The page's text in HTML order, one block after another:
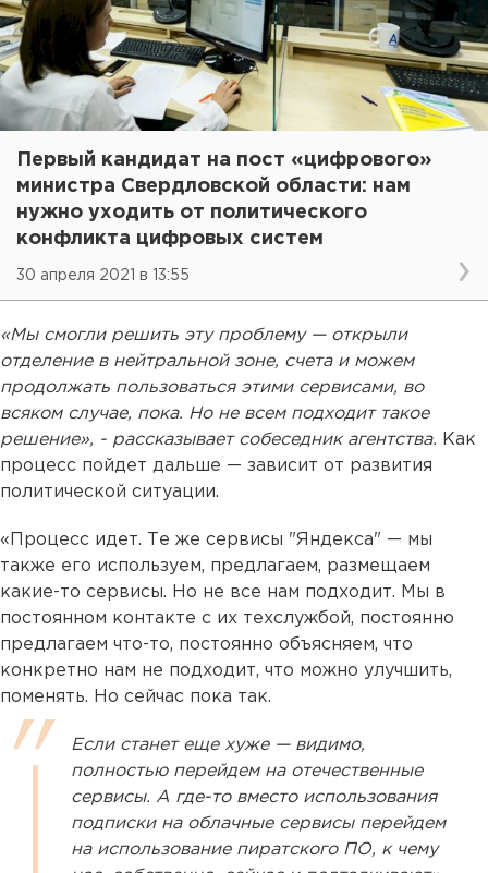
Первый кандидат на пост «цифрового»
министра Свердловской области: нам
нужно уходить от политического
конфликта цифровых систем
30 апреля 2021 в 13:55
«Мы смогли решить эту проблему — открыли
отделение в нейтральной зоне, счета и можем
продолжать пользоваться этими сервисами, во
всяком случае, пока. Но не всем подходит такое
решение», - рассказывает собеседник агентства. Как
процесс пойдет дальше — зависит от развития
политической ситуации.
«Процесс идет. Те же сервисы "Яндекса" — мы
также его используем, предлагаем, размещаем
какие-то сервисы. Но не все нам подходит. Мы в
постоянном контакте с их техслужбой, постоянно
предлагаем что-то, постоянно объясняем, что
конкретно нам не подходит, что можно улучшить,
поменять. Но сейчас пока так.
Если станет еще хуже — видимо,
полностью перейдем на отечественные
сервисы. А где-то вместо использования
подписки на облачные сервисы перейдем
на использование пиратского ПО, к чему